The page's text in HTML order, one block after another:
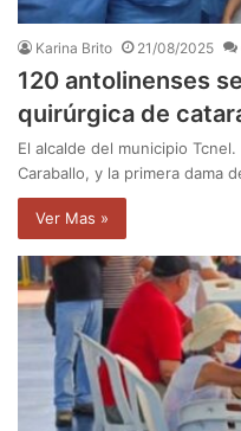
Karina Brito 21/08/2025
120 antolinenses
quirúrgica de
El alcalde del municipio
Caraballo, y la primera dama
Ver Mas »